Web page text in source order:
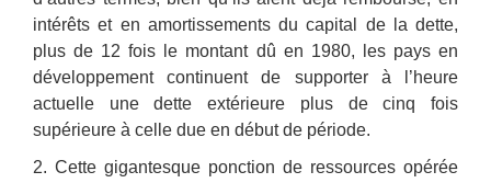
intérêts et en amortissements du capital de la dette,
plus de 12 fois le montant dû en 1980, les pays en
développement continuent de supporter à l’heure
actuelle une dette extérieure plus de cinq fois
supérieure à celle due en début de période.
2. Cette gigantesque ponction de ressources opérée